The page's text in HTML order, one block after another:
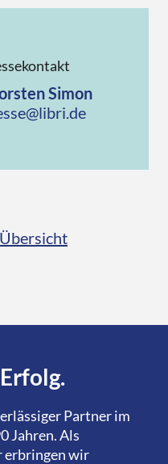
Simon
Partner im
Jahren. Als
erbringen wir